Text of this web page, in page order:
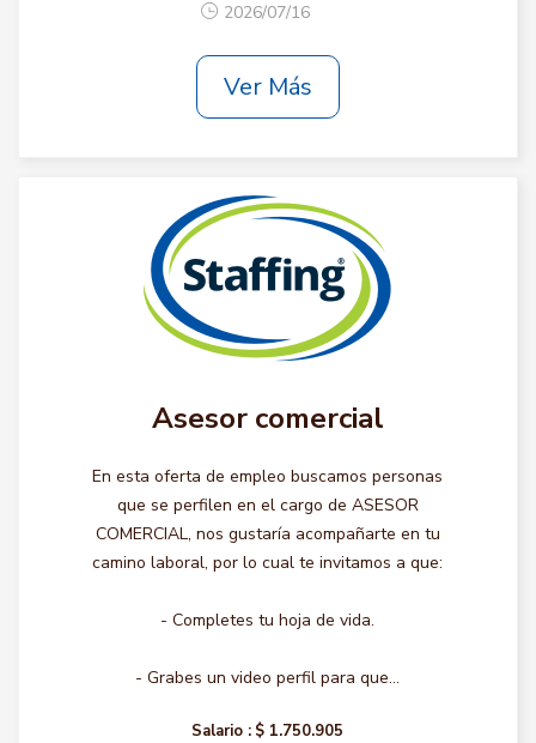
2026/07/16
Ver Más
Asesor comercial
En esta oferta de empleo buscamos personas
que se perfilen en el cargo de ASESOR
COMERCIAL, nos gustaría acompañarte en tu
camino laboral, por lo cual te invitamos a que:
- Completes tu hoja de vida.
- Grabes un video perfil para que...
Salario : $ 1.750.905